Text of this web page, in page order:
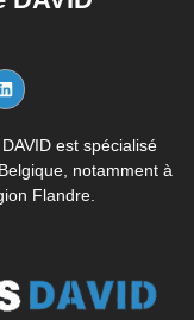
est spécialisé
notamment à
Flandre.